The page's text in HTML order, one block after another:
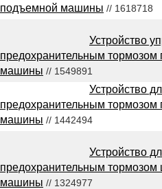
подъемной машины // 1618718
Устройство
предохранительным тормозом
машины // 1549891
Устройство
предохранительным тормозом
машины // 1442494
Устройство
предохранительным
машины // 1324977